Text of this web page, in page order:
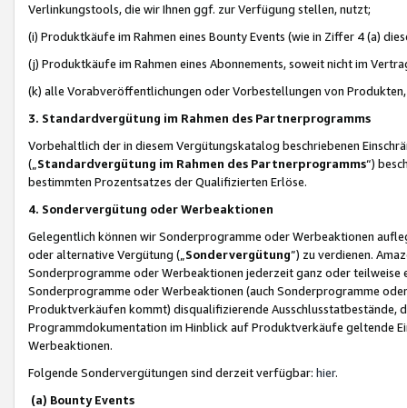
Verlinkungstools, die wir Ihnen ggf. zur Verfügung stellen, nutzt;
(i) Produktkäufe im Rahmen eines Bounty Events (wie in Ziffer 4 (a)
(j) Produktkäufe im Rahmen eines Abonnements, soweit nicht im
(k) alle Vorabveröffentlichungen oder Vorbestellungen von
3. Standardvergütung im Rahmen des Partnerprogramms
Vorbehaltlich der in diesem Vergütungskatalog beschriebenen
(„ Standardvergütung im Rahmen des Partnerprogramms“)
bestimmten Prozentsatzes der Qualifizierten Erlöse.
4. Sondervergütung oder Werbeaktionen
Gelegentlich können wir Sonderprogramme oder Werbeaktionen
oder alternative Vergütung („ Sondervergütung”) zu verdienen.
Sonderprogramme oder Werbeaktionen jederzeit ganz oder
Sonderprogramme oder Werbeaktionen (auch Sonderprogramme
Produktverkäufen kommt) disqualifizierende Ausschlusstatbestände,
Programmdokumentation im Hinblick auf Produktverkäufe geltende
Werbeaktionen.
Folgende Sondervergütungen sind derzeit verfügbar: hier.
(a) Bounty Events